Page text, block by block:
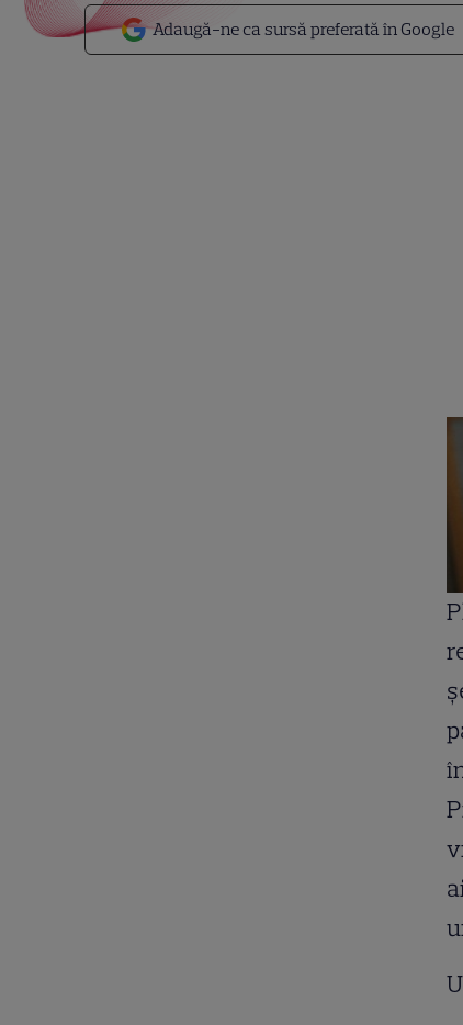
Adaugă-ne ca sursă preferată în Google